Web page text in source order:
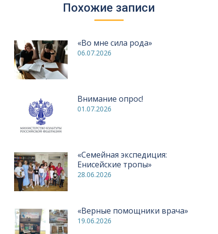
Похожие записи
«Во мне сила рода»
06.07.2026
Внимание опрос!
01.07.2026
«Семейная экспедиция:
Енисейские тропы»
28.06.2026
«Верные помощники врача»
19.06.2026